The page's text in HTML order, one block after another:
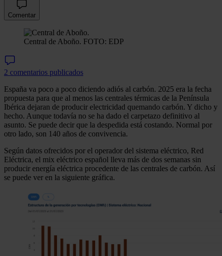
Comentar
Central de Aboño. FOTO: EDP
2 comentarios publicados
España va poco a poco diciendo adiós al carbón. 2025 era la fecha
propuesta para que al menos las centrales térmicas de la Península
Ibérica dejaran de producir electricidad quemando carbón. Y dicho y
hecho. Aunque todavía no se ha dado el carpetazo definitivo al
asunto. Se puede decir que la despedida está costando. Normal por
otro lado, son 140 años de convivencia.
Según datos ofrecidos por el operador del sistema eléctrico, Red
Eléctrica, el mix eléctrico español lleva más de dos semanas sin
producir energía eléctrica procedente de las centrales de carbón. Así
se puede ver en la siguiente gráfica.